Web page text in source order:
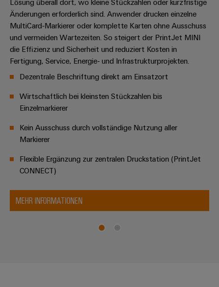
Änderungen erforderlich sind. Anwender drucken einzelne
MultiCard‑Markierer oder komplette Karten ohne Ausschuss
und vermeiden Wartezeiten. So steigert der PrintJet MINI
die Effizienz und Sicherheit und reduziert Kosten in
Fertigung, Service, Energie‑ und Infrastrukturprojekten.
Dezentrale Beschriftung direkt am Einsatzort
Wirtschaftlich bei kleinsten Stückzahlen bis
Einzelmarkierer
Kein Ausschuss durch vollständige Nutzung aller
Markierer
Flexible Ergänzung zur zentralen Druckstation (PrintJet
CONNECT)
MEHR INFORMATIONEN